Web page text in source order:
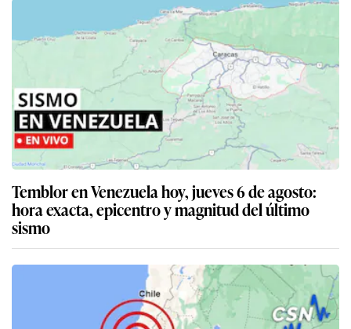
Temblor en Venezuela hoy, jueves 6 de agosto:
hora exacta, epicentro y magnitud del último
sismo